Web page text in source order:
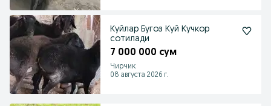
Куйлар Бугоз Куй Кучкор
сотилади
7 000 000 сум
Чирчик
08 августа 2026 г.